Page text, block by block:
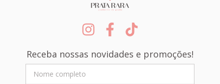
Receba nossas novidades e promoções!